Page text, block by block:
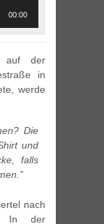
00:00
auf der
in
werde
Die
und
falls
nach
In der